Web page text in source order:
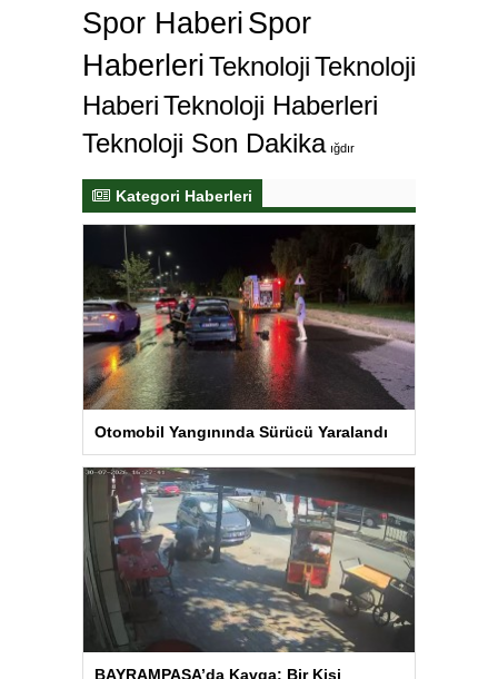
Spor Haberi Spor
HaberleriTeknolojiTeknoloji
HaberiTeknoloji Haberleri
Teknoloji Son Dakika ığdır
Kategori Haberleri
Otomobil Yangınında Sürücü Yaralandı
BAYRAMPAŞA’da Kavga: Bir Kişi